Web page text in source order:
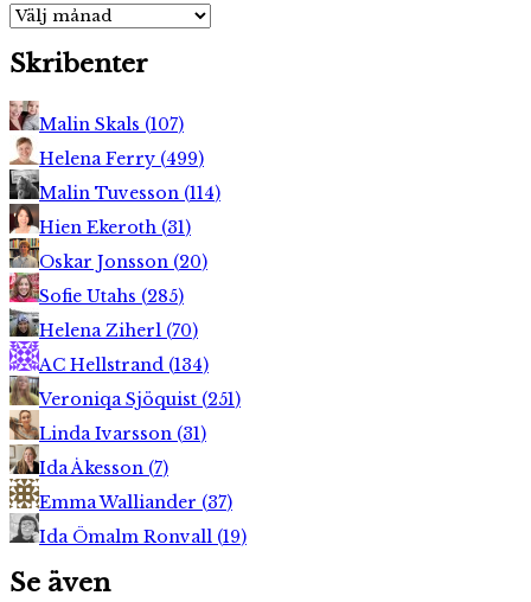
Arkiv
Skribenter
Malin Skals (107)
Helena Ferry (499)
Malin Tuvesson (114)
Hien Ekeroth (31)
Oskar Jonsson (20)
Sofie Utahs (285)
Helena Ziherl (70)
AC Hellstrand (134)
Veroniqa Sjöquist (251)
Linda Ivarsson (31)
Ida Åkesson (7)
Emma Walliander (37)
Ida Ömalm Ronvall (19)
Se även